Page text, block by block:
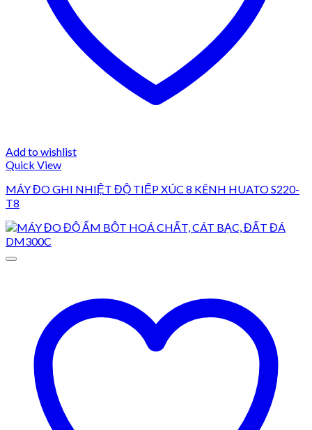
Add to wishlist
Quick View
MÁY ĐO GHI NHIỆT ĐỘ TIẾP XÚC 8 KÊNH HUATO S220-
T8